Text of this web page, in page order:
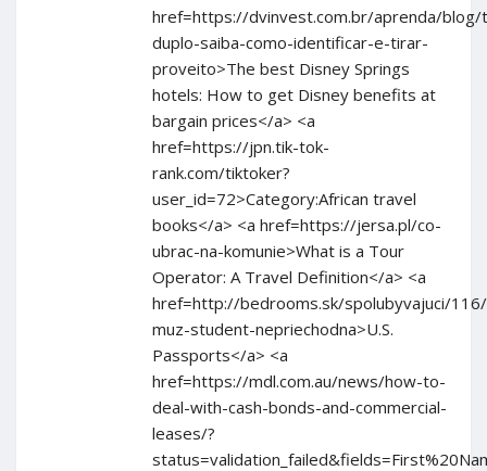
href=https://dvinvest.com.br/aprenda/
duplo-saiba-como-identificar-e-tirar-
proveito>The best Disney Springs
hotels: How to get Disney benefits at
bargain prices</a> <a
href=https://jpn.tik-tok-
rank.com/tiktoker?
user_id=72>Category:African travel
books</a> <a href=https://jersa.pl/co-
ubrac-na-komunie>What is a Tour
Operator: A Travel Definition</a> <a
href=http://bedrooms.sk/spolubyvajuci/
muz-student-nepriechodna>U.S.
Passports</a> <a
href=https://mdl.com.au/news/how-to-
deal-with-cash-bonds-and-commercial-
leases/?